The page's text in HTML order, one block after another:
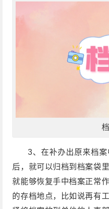
3、在补办出原来档
后，就可以归档到档案袋
就能够恢复手中档案正常
的存档地点，比如说再有